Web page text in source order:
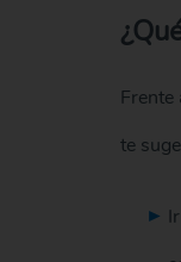
Frente
te